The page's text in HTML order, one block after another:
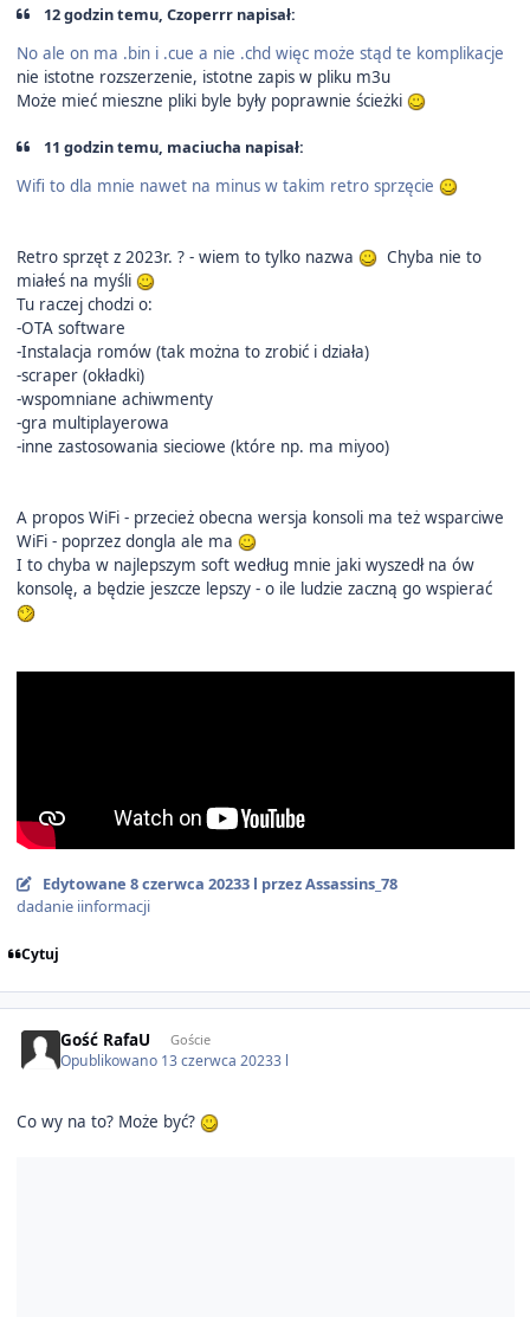
12 godzin temu, Czoperrr napisał:
No ale on ma .bin i .cue a nie .chd więc może stąd te komplikacje
nie istotne rozszerzenie, istotne zapis w pliku m3u
Może mieć mieszne pliki byle były poprawnie ścieżki
11 godzin temu, maciucha napisał:
Wifi to dla mnie nawet na minus w takim retro sprzęcie
Retro sprzęt z 2023r. ? - wiem to tylko nazwa
Chyba nie to
miałeś na myśli
Tu raczej chodzi o:
-OTA software
-Instalacja romów (tak można to zrobić i działa)
-scraper (okładki)
-wspomniane achiwmenty
-gra multiplayerowa
-inne zastosowania sieciowe (które np. ma miyoo)
A propos WiFi - przecież obecna wersja konsoli ma też wsparciwe
WiFi - poprzez dongla ale ma
I to chyba w najlepszym soft według mnie jaki wyszedł na ów
konsolę, a będzie jeszcze lepszy - o ile ludzie zaczną go wspierać
Edytowane 8 czerwca 20233 l przez Assassins_78
dadanie iinformacji
Cytuj
Gość RafaU Goście
Opublikowano 13 czerwca 20233 l
Co wy na to? Może być?